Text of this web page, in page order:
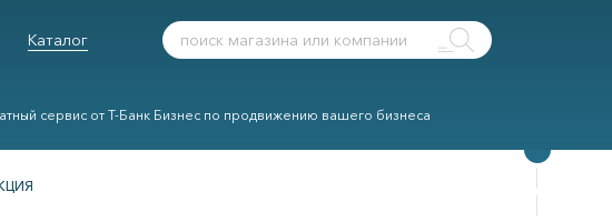
Каталог
сервис от Т-Банк Бизнес по продвижению вашего бизнеса